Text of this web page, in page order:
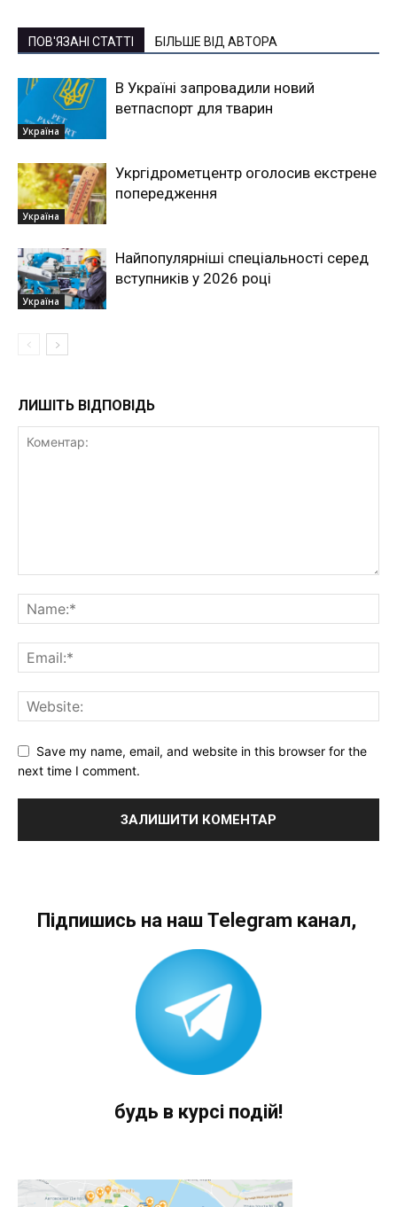
ПОВ'ЯЗАНІ СТАТТІ БІЛЬШЕ ВІД АВТОРА
Україна
В Україні запровадили новий
ветпаспорт для тварин
Україна
Укргідрометцентр оголосив екстрене
попередження
Україна
Найпопулярніші спеціальності серед
вступників у 2026 році
ЛИШІТЬ ВІДПОВІДЬ
Save my name, email, and website in this browser for the
next time I comment.
Підпишись на наш Telegram канал,
будь в курсі подій!